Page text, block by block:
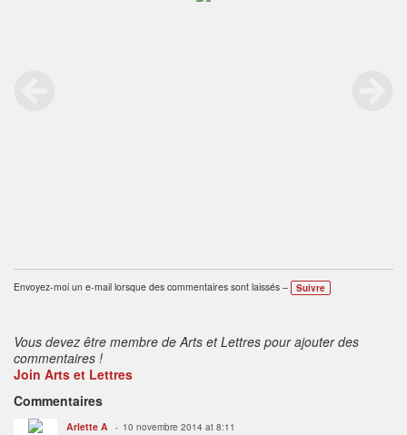
Envoyez-moi un e-mail lorsque des commentaires sont laissés – Suivre
Vous devez être membre de Arts et Lettres pour ajouter des
commentaires !
Join Arts et Lettres
Commentaires
Arlette A 10 novembre 2014 at 8:11